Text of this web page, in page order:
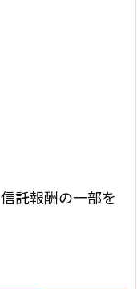
託報酬の一部を